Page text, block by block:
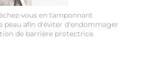
vous en tamponnant
peau afin d'éviter d'endommager
de barrière protectrice.